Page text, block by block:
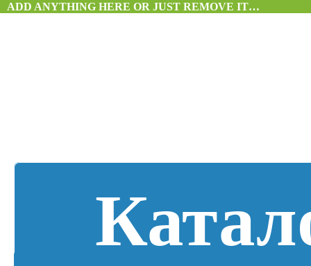
ADD ANYTHING HERE OR JUST REMOVE IT…